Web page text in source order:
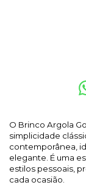
O Brinco Argola
simplicidade
contemporânea,
elegante. É uma
estilos pessoais,
cada ocasião.